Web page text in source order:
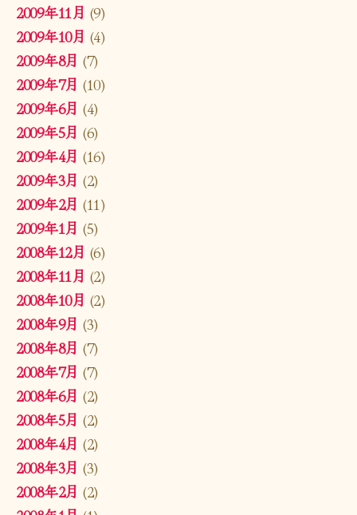
2009年11月 (9)
2009年10月 (4)
2009年8月 (7)
2009年7月 (10)
2009年6月 (4)
2009年5月 (6)
2009年4月 (16)
2009年3月 (2)
2009年2月 (11)
2009年1月 (5)
2008年12月 (6)
2008年11月 (2)
2008年10月 (2)
2008年9月 (3)
2008年8月 (7)
2008年7月 (7)
2008年6月 (2)
2008年5月 (2)
2008年4月 (2)
2008年3月 (3)
2008年2月 (2)